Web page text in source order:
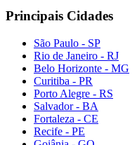
Principais Cidades
São Paulo - SP
Rio de Janeiro - RJ
Belo Horizonte - MG
Curitiba - PR
Porto Alegre - RS
Salvador - BA
Fortaleza - CE
Recife - PE